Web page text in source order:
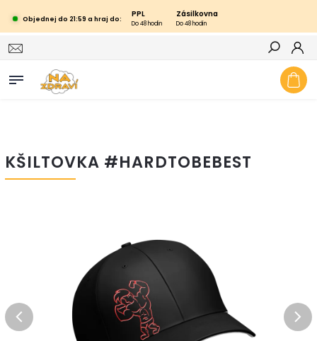
Objednej do 21:59 a hraj do: PPL Zásilkovna
Do 48 hodin Do 48 hodin
KŠILTOVKA #HARDTOBEBEST